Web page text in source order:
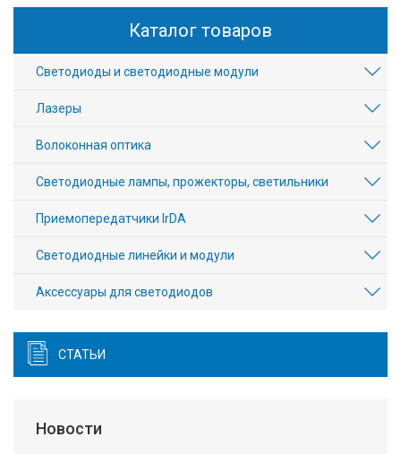
Каталог товаров
Светодиоды и светодиодные модули
Лазеры
Волоконная оптика
Светодиодные лампы, прожекторы, светильники
Приемопередатчики IrDA
Светодиодные линейки и модули
Аксесcуары для светодиодов
СТАТЬИ
Новости